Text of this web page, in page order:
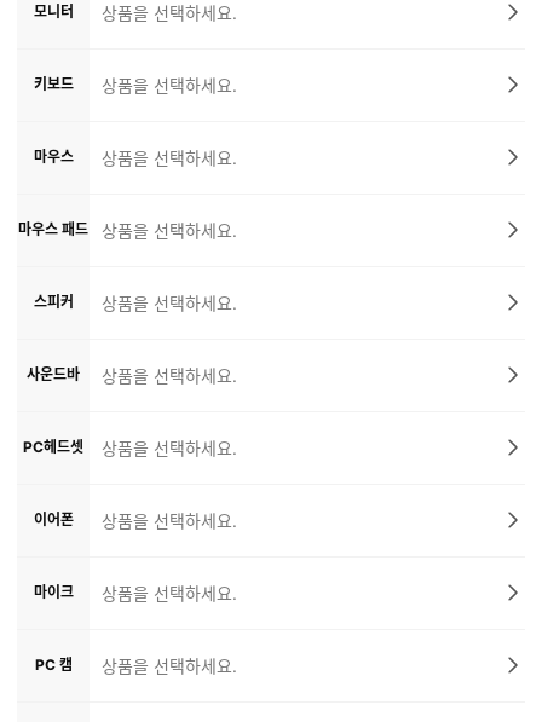
모니터 상품을 선택하세요.
키보드 상품을 선택하세요.
마우스 상품을 선택하세요.
마우스 패드 상품을 선택하세요.
스피커 상품을 선택하세요.
사운드바 상품을 선택하세요.
PC헤드셋 상품을 선택하세요.
이어폰 상품을 선택하세요.
마이크 상품을 선택하세요.
PC 캠 상품을 선택하세요.